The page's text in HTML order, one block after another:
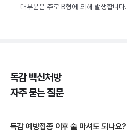
대부분은 주로 B형에 의해 발생합니다.
독감 백신처방
자주 묻는 질문
독감 예방접종 이후 술 마셔도 되나요?